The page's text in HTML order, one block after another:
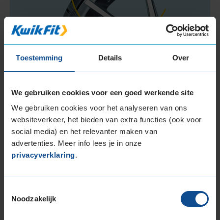
Toestemming Details Over
We gebruiken cookies voor een goed werkende site
We gebruiken cookies voor het analyseren van ons
websiteverkeer, het bieden van extra functies (ook voor
social media) en het relevanter maken van
advertenties. Meer info lees je in onze
privacyverklaring.
Noodzakelijk
Beschikbare bandenmaten
13-inch banden
155/80R13 79T
Meer banden in de maat 155-80-r13
175/65R14 82T
15-inch banden